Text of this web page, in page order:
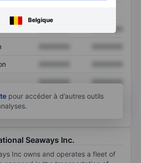
Belgique
XXXXXXX
XXXXXXX
pour accéder à d’autres outils
Seaways Inc.
Inc owns and operates a fleet of